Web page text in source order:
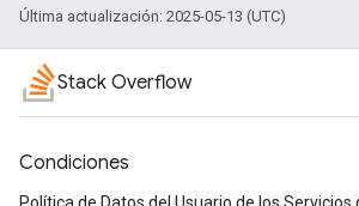
Última actualización: 2025-05-13 (UTC)
Stack Overflow
Condiciones